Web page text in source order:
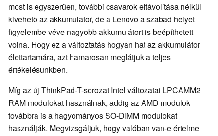
most is egyszerűen, további csavarok eltávolítása nélkül
kivehető az akkumulátor, de a Lenovo a szabad helyet
figyelembe véve nagyobb akkumulátort is beépíthetett
volna. Hogy ez a változtatás hogyan hat az akkumulátor
élettartamára, azt hamarosan meglátjuk a teljes
értékelésünkben.
Míg az új ThinkPad-T-sorozat Intel változatai LPCAMM2
RAM modulokat használnak, addig az AMD modulok
továbbra is a hagyományos SO-DIMM modulokat
használják. Megvizsgáljuk, hogy valóban van-e értelme